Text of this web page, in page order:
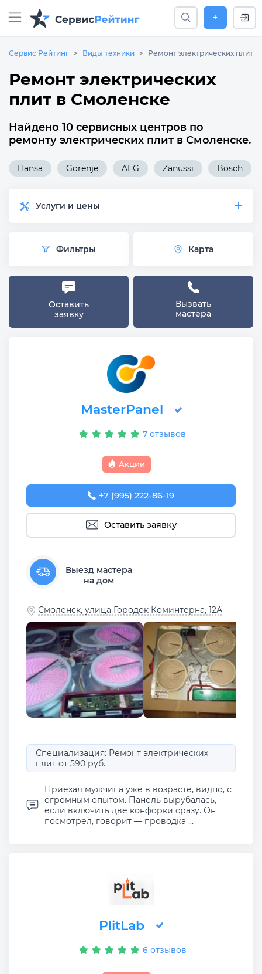
+
Сервис Рейтинг Виды техники Ремонт электрических плит
Ремонт электрических
плит в Смоленске
Найдено 10 сервисных центров по
ремонту электрических плит в Смоленске.
Hansa Gorenje AEG Zanussi Bosch
Услуги и цены
Фильтры Карта
Оставить
заявку
Вызвать
мастера
MasterPanel
7 отзывов
Акции
+7 (995) 222-86-19
Оставить заявку
Выезд мастера
на дом
Смоленск, улица Городок Коминтерна, 12А
Специализация: Ремонт электрических
плит от 590 руб.
Приехал мужчина уже в возрасте, видно, с
огромным опытом. Панель вырубалась,
если включить две конфорки сразу. Он
посмотрел, говорит — проводка ...
PlitLab
6 отзывов